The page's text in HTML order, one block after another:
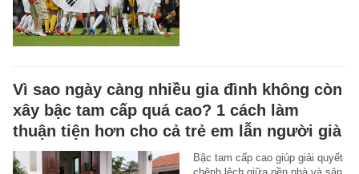
Vì sao ngày càng nhiều gia đình không còn
xây bậc tam cấp quá cao? 1 cách làm
thuận tiện hơn cho cả trẻ em lẫn người già
Bậc tam cấp cao giúp giải quyết